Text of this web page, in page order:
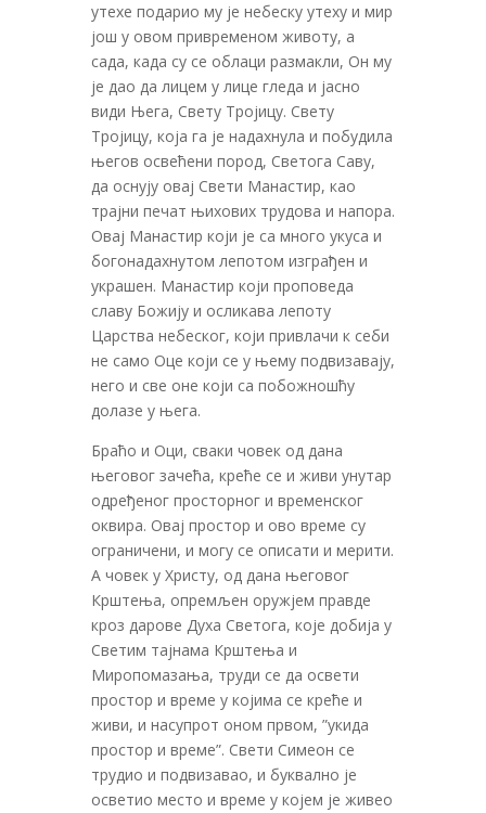
утехе подарио му је небеску утеху и мир
још у овом привременом животу, а
сада, када су се облаци размакли, Он му
је дао да лицем у лице гледа и јасно
види Њега, Свету Тројицу. Свету
Тројицу, која га је надахнула и побудила
његов освећени пород, Светога Саву,
да оснују овај Свети Манастир, као
трајни печат њихових трудова и напора.
Овај Манастир који је са много укуса и
богонадахнутом лепотом изграђен и
украшен. Манастир који проповеда
славу Божију и осликава лепоту
Царства небеског, који привлачи к себи
не само Оце који се у њему подвизавају,
него и све оне који са побожношћу
долазе у њега.
Браћо и Оци, сваки човек од дана
његовог зачећа, креће се и живи унутар
одређеног просторног и временског
оквира. Овај простор и ово време су
ограничени, и могу се описати и мерити.
А човек у Христу, од дана његовог
Крштења, опремљен оружјем правде
кроз дарове Духа Светога, које добија у
Светим тајнама Крштења и
Миропомазања, труди се да освети
простор и време у којима се креће и
живи, и насупрот оном првом, ”укида
простор и време”. Свети Симеон се
трудио и подвизавао, и буквално је
осветио место и време у којем је живео